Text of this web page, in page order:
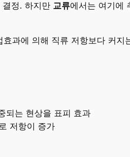
정. 하지만 교류에서는 여기에
과에 의해 직류 저항보다 커지
되는 현상을 표피 효과
저항이 증가